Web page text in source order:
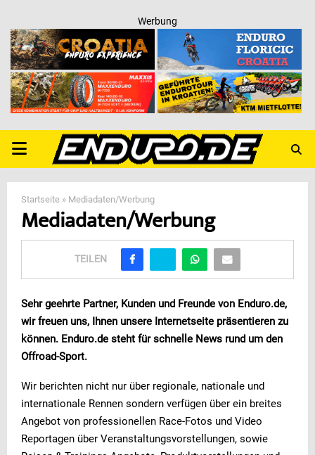
Werbung
PRIMARY
MENU
Startseite » Mediadaten/Werbung
Mediadaten/Werbung
TEILEN
Sehr geehrte Partner, Kunden und Freunde von Enduro.de,
wir freuen uns, Ihnen unsere Internetseite präsentieren zu
können. Enduro.de steht für schnelle News rund um den
Offroad-Sport.
Wir berichten nicht nur über regionale, nationale und
internationale Rennen sondern verfügen über ein breites
Angebot von professionellen Race-Fotos und Video
Reportagen über Veranstaltungsvorstellungen, sowie